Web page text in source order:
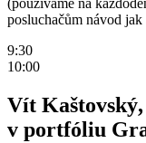
(používáme na
posluchačům návod
9:30
10:00
Vít
v portfóliu